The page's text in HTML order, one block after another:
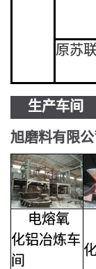
原苏
生产车间
旭磨料有限公
电熔氧
化铝冶炼车
间